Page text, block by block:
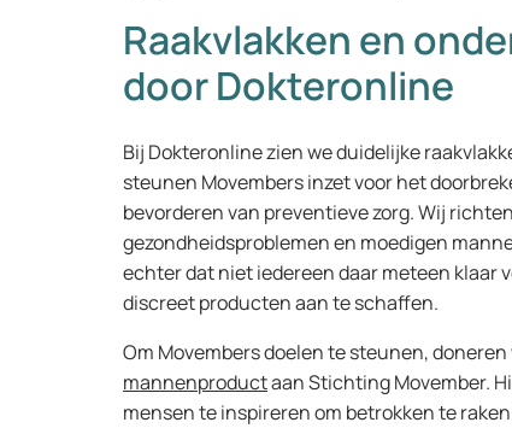
Raakvlakken en
door Dokteronline
Bij Dokteronline zien we duidelijke
steunen Movembers inzet voor het
bevorderen van preventieve zorg. Wij
gezondheidsproblemen en moedigen
echter dat niet iedereen daar meteen klaar
discreet producten aan te schaffen.
Om Movembers doelen te steunen,
mannenproductaan Stichting Movember.
mensen te inspireren om betrokken te